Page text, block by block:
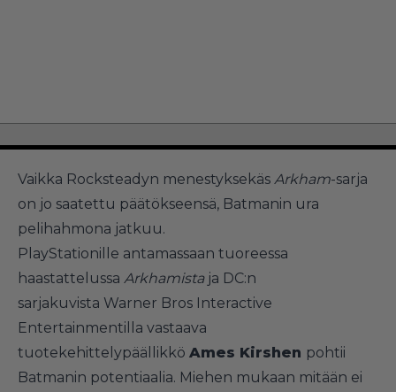
Vaikka Rocksteadyn menestyksekäs Arkham-sarja
on jo saatettu päätökseensä, Batmanin ura
pelihahmona jatkuu.
PlayStationille antamassaan tuoreessa
haastattelussa Arkhamistaja DC:n
sarjakuvista Warner Bros Interactive
Entertainmentilla vastaava
tuotekehittelypäällikkö Ames Kirshen pohtii
Batmanin potentiaalia. Miehen mukaan mitään ei